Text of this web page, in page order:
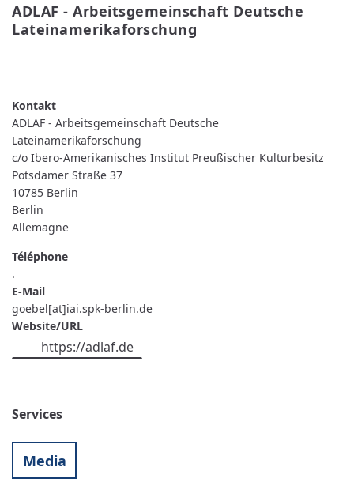
ADLAF - Arbeitsgemeinschaft Deutsche
Lateinamerikaforschung
DEUTSCHE
LATEINAMERIKAFORSCHUNG
ADLAF - Arbeitsgemeinschaft Deutsche
Lateinamerikaforschung
c/o Ibero-Amerikanisches Institut Preußischer Kulturbesitz
Potsdamer Straße 37
10785 Berlin
Berlin
Allemagne
Téléphone
.
E-Mail
goebel[at]iai.spk-berlin.de
Website/URL
https://adlaf.de
Services
Media